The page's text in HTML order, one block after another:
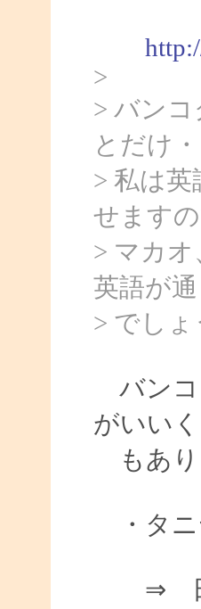
>
> バン
とだけ・
> 私は
せます
> マカ
英語が
> でし
バンコ
がいい
もあり
・タニ
⇒ 日本